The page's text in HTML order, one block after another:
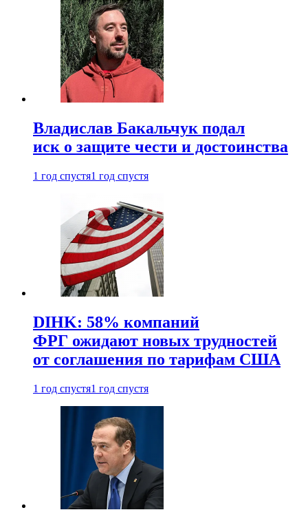
Владислав Бакальчук подал
иск о защите чести и достоинства
1 год спустя1 год спустя
DIHK: 58% компаний
ФРГ ожидают новых трудностей
от соглашения по тарифам США
1 год спустя1 год спустя